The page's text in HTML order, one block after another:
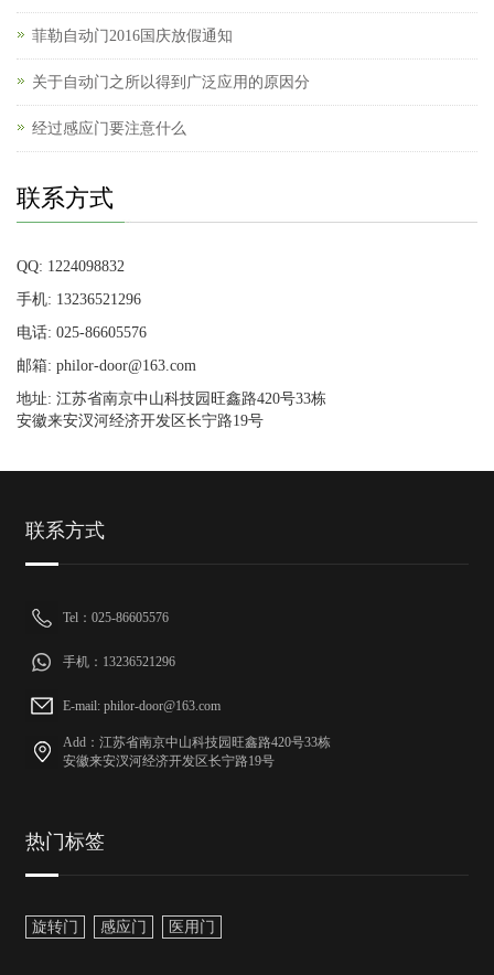
菲勒自动门2016国庆放假通知
关于自动门之所以得到广泛应用的原因分
经过感应门要注意什么
联系方式
QQ: 1224098832
手机: 13236521296
电话: 025-86605576
邮箱: philor-door@163.com
地址: 江苏省南京中山科技园旺鑫路420号33栋
安徽来安汊河经济开发区长宁路19号
联系方式
Tel：025-86605576
手机：13236521296
E-mail: philor-door@163.com
Add：江苏省南京中山科技园旺鑫路420号33栋
安徽来安汊河经济开发区长宁路19号
热门标签
旋转门 感应门 医用门